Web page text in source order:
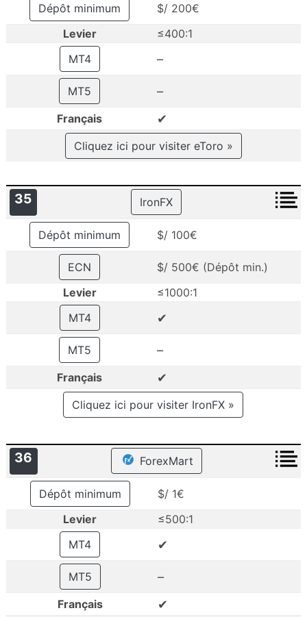
Dépôt minimum
$/ 200€
Levier
≤400:1
MT4
–
MT5 –
Français ✔
Cliquez ici pour visiter eToro »
35 IronFX
Dépôt minimum $/ 100€
ECN
$/ 500€ (Dépôt min.)
Levier
≤1000:1
MT4
✔
MT5 –
Français ✔
Cliquez ici pour visiter IronFX »
36 ForexMart
Dépôt minimum
$/ 1€
Levier
≤500:1
MT4
✔
MT5 –
Français ✔